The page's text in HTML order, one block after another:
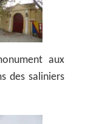
aux
des saliniers